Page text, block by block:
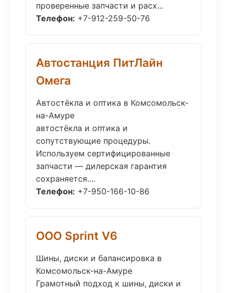
проверенные запчасти и расх...
Телефон: +7-912-259-50-76
Автостанция ПитЛайн
Омега
Автостёкла и оптика в Комсомольск-
на-Амуре
автостёкла и оптика и
сопутствующие процедуры.
Используем сертифицированные
запчасти — дилерская гарантия
сохраняется....
Телефон: +7-950-166-10-86
ООО Sprint V6
Шины, диски и балансировка в
Комсомольск-на-Амуре
Грамотный подход к шины, диски и